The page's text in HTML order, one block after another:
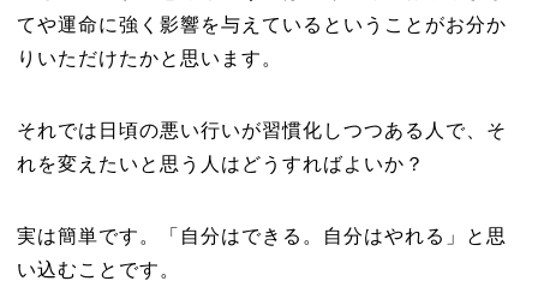
てや運命に強く影響を与えているということがお分か
りいただけたかと思います。
それでは日頃の悪い行いが習慣化しつつある人で、そ
れを変えたいと思う人はどうすればよいか？
実は簡単です。「自分はできる。自分はやれる」と思
い込むことです。